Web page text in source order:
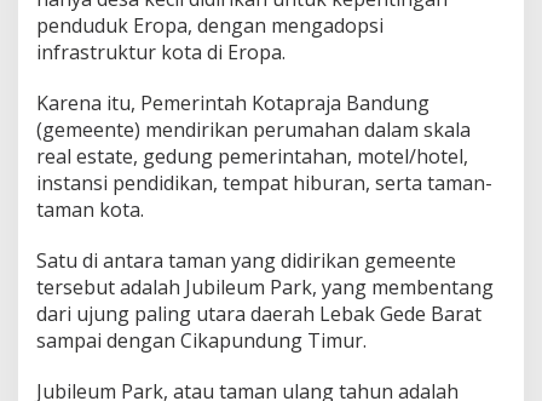
penduduk Eropa, dengan mengadopsi
infrastruktur kota di Eropa.
Karena itu, Pemerintah Kotapraja Bandung
(gemeente) mendirikan perumahan dalam skala
real estate, gedung pemerintahan, motel/hotel,
instansi pendidikan, tempat hiburan, serta taman-
taman kota.
Satu di antara taman yang didirikan gemeente
tersebut adalah Jubileum Park, yang membentang
dari ujung paling utara daerah Lebak Gede Barat
sampai dengan Cikapundung Timur.
Jubileum Park, atau taman ulang tahun adalah